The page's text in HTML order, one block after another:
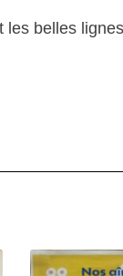
les belles lignes